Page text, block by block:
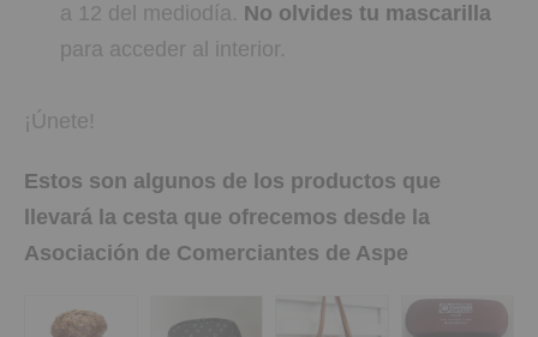
a 12 del mediodía. No olvides tu mascarilla
para acceder al interior.
¡Únete!
Estos son algunos de los productos que
llevará la cesta que ofrecemos desde la
Asociación de Comerciantes de Aspe